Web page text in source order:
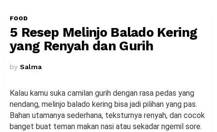
FOOD
5 Resep Melinjo Balado Kering
yang Renyah dan Gurih
by Salma
Kalau kamu suka camilan gurih dengan rasa pedas yang
nendang, melinjo balado kering bisa jadi pilihan yang pas.
Bahan utamanya sederhana, teksturnya renyah, dan cocok
banget buat teman makan nasi atau sekadar ngemil sore.